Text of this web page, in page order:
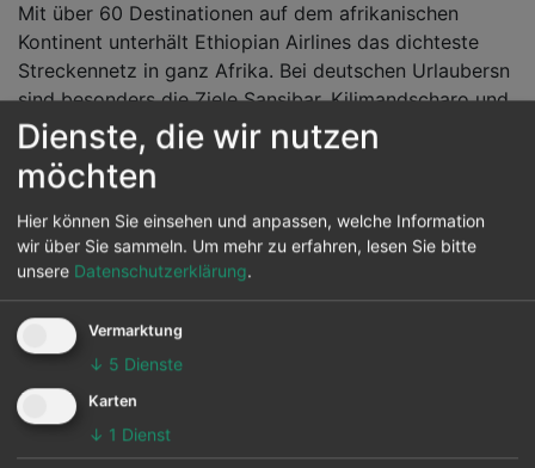
Mit über 60 Destinationen auf dem afrikanischen
Kontinent unterhält Ethiopian Airlines das dichteste
Streckennetz in ganz Afrika. Bei deutschen Urlaubersn
sind besonders die Ziele Sansibar, Kilimandscharo und
Addis Abeba beliebt. Codeshare-Partner
Lufthansa, Brussels Airlines, Gulf Air, Kuwait Airways,
Saudi Arabian Airways, Scandinavian Airlines, South
African Airways und Turkish Airlines. Von Europa aus
wird Addis Abeba von Amsterdam, Frankfurt, London,
Paris, Rom und Stockholm nonstop angeflogen. LH
(Lufthansa) Zubringerflüge nach Frankfurt oder ein Rail
& Fly (Zug zum Flug) Ticket sind meist im Preis
inklusive.
Die Fluggesellschaft wird regelmäßig mit wichtigen
Auszeichnungen der Luftfahrtbranche für ihren Service
belohnt: Dazu zählt "Beste Airline in Afrika", "Airline des
Dienste, die wir nutzen
möchten
Hier können Sie einsehen und anpassen, welche Information
wir über Sie sammeln. Um mehr zu erfahren, lesen Sie bitte
unsere Datenschutzerklärung.
Vermarktung
↓ 5 Dienste
Karten
↓ 1 Dienst